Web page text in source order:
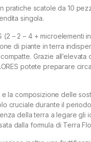
pratiche scatole da 10
singola.
(2 – 2 – 4 + microelementi
di piante in terra
Grazie all’elevata
potete preparare
e la composizione delle
cruciale durante il
della terra a legare gli
dalla formula di Terra